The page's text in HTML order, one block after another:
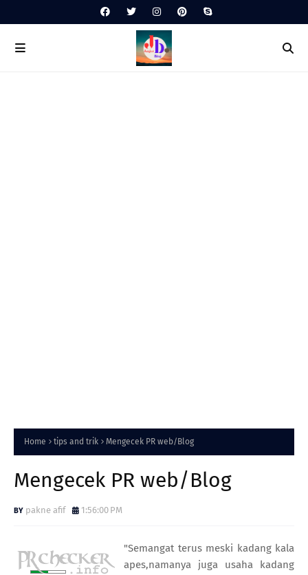
Home tips and trik Mengecek PR web/Blog
Mengecek PR web/Blog
pakne afif 1:56:00 PM
"Semangat terus meski kadang kala
apes,namanya juga usaha kadang